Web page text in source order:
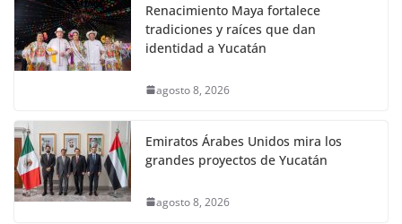
Renacimiento Maya fortalece
tradiciones y raíces que dan
identidad a Yucatán
agosto 8, 2026
Emiratos Árabes Unidos mira los
grandes proyectos de Yucatán
agosto 8, 2026